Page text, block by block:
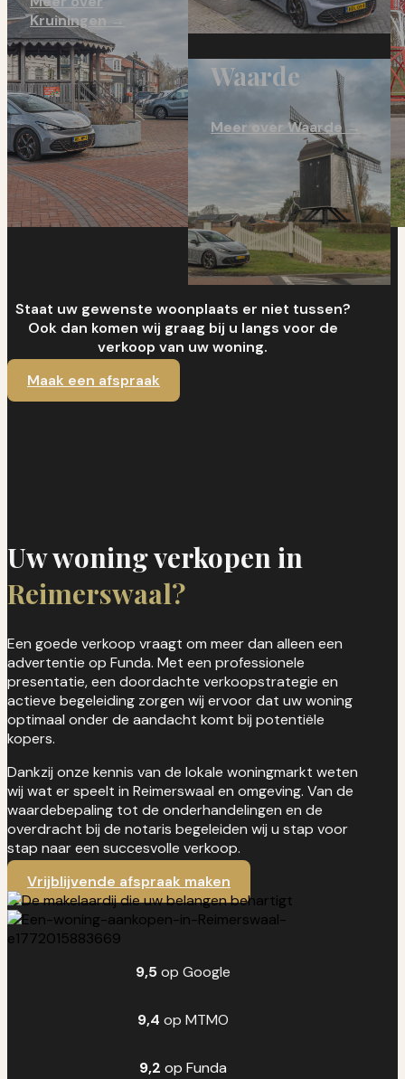
Kruiningen →
Waarde
Meer over Waarde →
Staat uw gewenste woonplaats er niet tussen?
Ook dan komen wij graag bij u langs voor de
verkoop van uw woning.
Maak een afspraak
Uw woning verkopen in
Reimerswaal?
Een goede verkoop vraagt om meer dan alleen een
advertentie op Funda. Met een professionele
presentatie, een doordachte verkoopstrategie en
actieve begeleiding zorgen wij ervoor dat uw woning
optimaal onder de aandacht komt bij potentiële
kopers.
Dankzij onze kennis van de lokale woningmarkt weten
wij wat er speelt in Reimerswaal en omgeving. Van de
waardebepaling tot de onderhandelingen en de
overdracht bij de notaris begeleiden wij u stap voor
stap naar een succesvolle verkoop.
Vrijblijvende afspraak maken
9,5op Google
9,4 op MTMO
9,2 op Funda